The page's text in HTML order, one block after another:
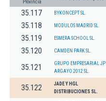
Provincia
35.117 BYKONCEPT SL.
35.118 MODULOS MADRID SL.
35.119 ESMERA SCHOOL SL.
35.120 CAMDEN PARK SL.
35.121
GRUPO EMPRESARIAL JP
ARGAYO 2012 SL.
35.122
JADE Y HGL
DISTRIBUCIONES SL.